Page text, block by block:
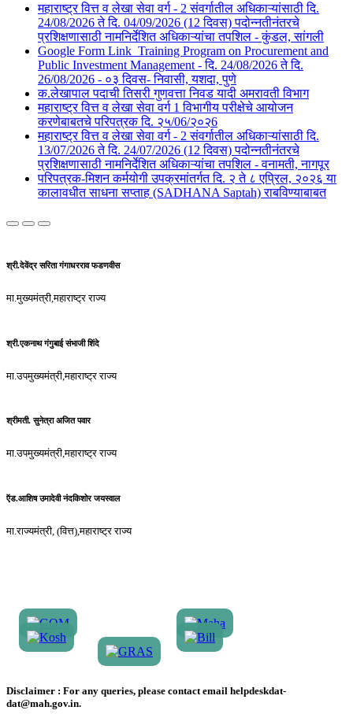
महाराष्ट्र वित्त व लेखा सेवा वर्ग - 2 संवर्गातील अधिकाऱ्यांसाठी दि.
24/08/2026 ते दि. 04/09/2026 (12 दिवस) पदोन्नतीनंतरचे
प्रशिक्षणासाठी नामनिर्देशित अधिकाऱ्यांचा तपशिल - कुंडल, सांगली​​
Google Form Link_Training Program on Procurement and
Public Investment Management - दि. 24/08/2026 ते दि.
26/08/2026 - ०३ दिवस- निवासी, यशदा, पुणे​
क.लेखापाल पदाची तिसरी गुणवत्ता निवड यादी अमरावती विभाग
महाराष्ट्र वित्त व लेखा सेवा वर्ग 1 विभागीय परीक्षेचे आयोजन
करणेबाबतचे परिपत्रक दि. २५/06/२०२6
महाराष्ट्र वित्त व लेखा सेवा वर्ग - 2 संवर्गातील अधिकाऱ्यांसाठी दि.
13/07/2026 ते दि. 24/07/2026 (12 दिवस) पदोन्नतीनंतरचे
प्रशिक्षणासाठी नामनिर्देशित अधिकाऱ्यांचा तपशिल - वनामती, नागपूर
परिपत्रक-मिशन कर्मयोगी उपक्रमांतर्गत दि. २ ते ८ एप्रिल, २०२६ या
कालावधीत साधना सप्ताह (SADHANA Saptah) राबविण्याबाबत
श्री.देवेंद्र सरिता गंगाधरराव फडणवीस
मा.मुख्यमंत्री,महाराष्ट्र राज्य
श्री.एकनाथ गंगुबाई संभाजी शिंदे
मा.उपमुख्यमंत्री,महाराष्ट्र राज्य
श्रीमती. सुनेत्रा अजित पवार
मा.उपमुख्यमंत्री,महाराष्ट्र राज्य
ऍड.आशिष उमादेवी नंदकिशोर जयस्वाल
मा.राज्यमंत्री, (वित्त),महाराष्ट्र राज्य
Disclaimer : For any queries, please contact email helpdeskdat-
dat@mah.gov.in.